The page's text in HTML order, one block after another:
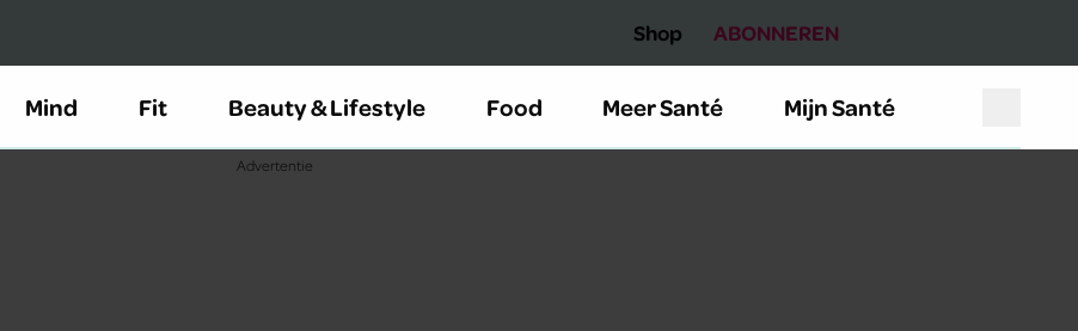
Shop ABONNEREN
Mind Fit Beauty & Lifestyle Food Meer Santé Mijn Santé